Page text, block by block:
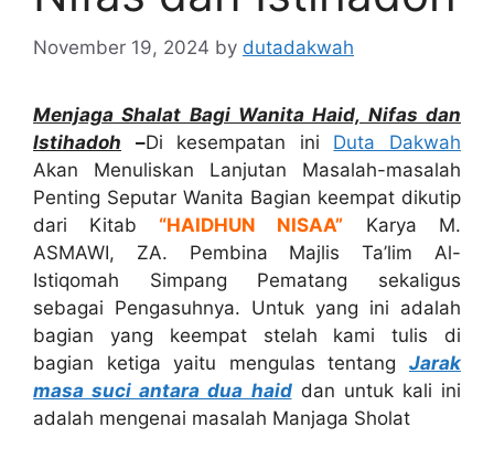
November 19, 2024 by dutadakwah
Menjaga Shalat Bagi Wanita Haid, Nifas dan
Istihadoh
–Di kesempatan ini Duta Dakwah
Akan Menuliskan Lanjutan Masalah-masalah
Penting Seputar Wanita Bagian keempat dikutip
dari Kitab “HAIDHUN NISAA” Karya M.
ASMAWI, ZA. Pembina Majlis Ta’lim Al-
Istiqomah Simpang Pematang sekaligus
sebagai Pengasuhnya. Untuk yang ini adalah
bagian yang keempat stelah kami tulis di
bagian ketiga yaitu mengulas tentang Jarak
masa suci antara dua haiddan untuk kali ini
adalah mengenai masalah Manjaga Sholat